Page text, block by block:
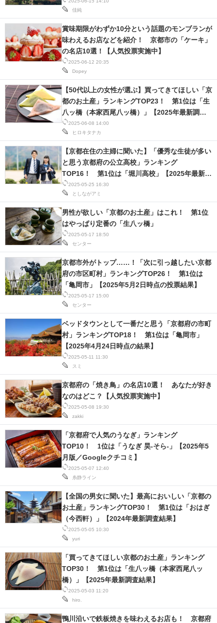
佳純
2025-06-12 20:35
Dopey
賞味期限がわずか10分という話題のモンブランが
味わえるお店などを紹介！ 京都市の「ケーキ」
の名店10選！【人気投票実施中】
2025-06-08 14:00
ヒロキタナカ
【50代以上の女性が選ぶ】買ってきてほしい「京
都のお土産」ランキングTOP23！ 第1位は「生
八ッ橋（本家西尾八ッ橋）」【2025年最新調査
結果】
2025-05-25 16:30
としながアミ
【京都在住の主婦に聞いた】「優秀な生徒が多い
と思う京都府の公立高校」ランキング
TOP16！ 第1位は「堀川高校」【2025年最新調
査結果】
2025-05-17 18:50
センター
男性が欲しい「京都のお土産」はこれ！ 第1位
はやっぱり定番の「生八ッ橋」
2025-05-17 15:00
センター
京都市外がトップ……！「次に引っ越したい京都
府の市区町村」ランキングTOP26！ 第1位は
「亀岡市」【2025年5月2日時点の投票結果】
2025-05-11 11:30
スミ
ベッドタウンとして一番だと思う「京都府の市町
村」ランキングTOP18！ 第1位は「亀岡市」
【2025年4月24日時点の結果】
2025-05-08 19:30
zakki
京都府の「焼き鳥」の名店10選！ あなたが好き
なのはどこ？【人気投票実施中】
2025-05-07 12:40
糸静ライン
「京都府で人気のうなぎ」ランキング
TOP10！ 1位は「うなぎ 昊-そら-」【2025年5
月版／Googleクチコミ】
2025-05-05 10:30
yuri
【全国の男女に聞いた】最高においしい「京都の
お土産」ランキングTOP30！ 第1位は「おはぎ
（今西軒）」【2024年最新調査結果】
2025-05-03 11:20
hiro.
「買ってきてほしい京都のお土産」ランキング
TOP30！ 第1位は「生八ッ橋（本家西尾八ッ
橋）」【2025年最新調査結果】
鴨川沿いで鉄板焼きを味わえるお店も！ 京都府